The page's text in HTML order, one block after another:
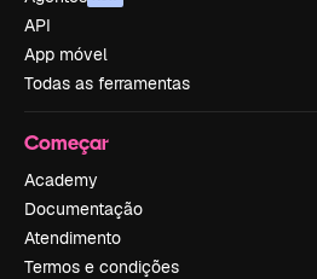
API
App móvel
Todas as ferramentas
Começar
Academy
Documentação
Atendimento
Termos e condições